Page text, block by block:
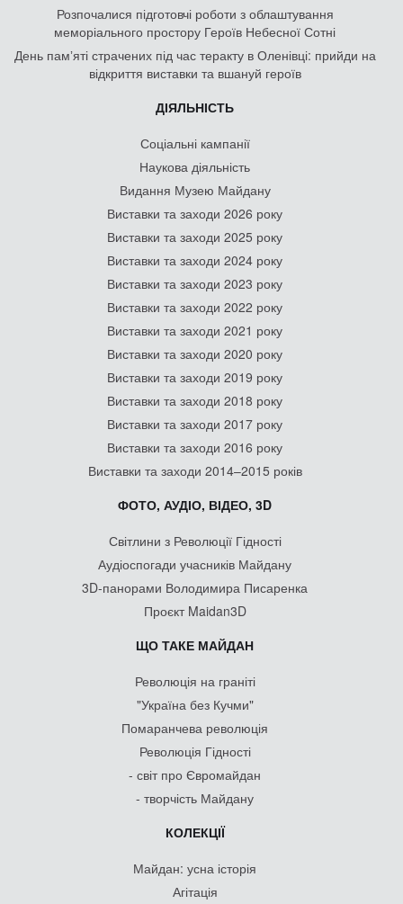
Розпочалися підготовчі роботи з облаштування
меморіального простору Героїв Небесної Сотні
День памʼяті страчених під час теракту в Оленівці: прийди на
відкриття виставки та вшануй героїв
ДІЯЛЬНІСТЬ
Соціальні кампанії
Наукова діяльність
Видання Музею Майдану
Виставки та заходи 2026 року
Виставки та заходи 2025 року
Виставки та заходи 2024 року
Виставки та заходи 2023 року
Виставки та заходи 2022 року
Виставки та заходи 2021 року
Виставки та заходи 2020 року
Виставки та заходи 2019 року
Виставки та заходи 2018 року
Виставки та заходи 2017 року
Виставки та заходи 2016 року
Виставки та заходи 2014–2015 років
ФОТО, АУДІО, ВІДЕО, 3D
Світлини з Революції Гідності
Аудіоспогади учасників Майдану
3D-панорами Володимира Писаренка
Проєкт Maidan3D
ЩО ТАКЕ МАЙДАН
Революція на граніті
"Україна без Кучми"
Помаранчева революція
Революція Гідності
- світ про Євромайдан
- творчість Майдану
КОЛЕКЦІЇ
Майдан: усна історія
Агітація